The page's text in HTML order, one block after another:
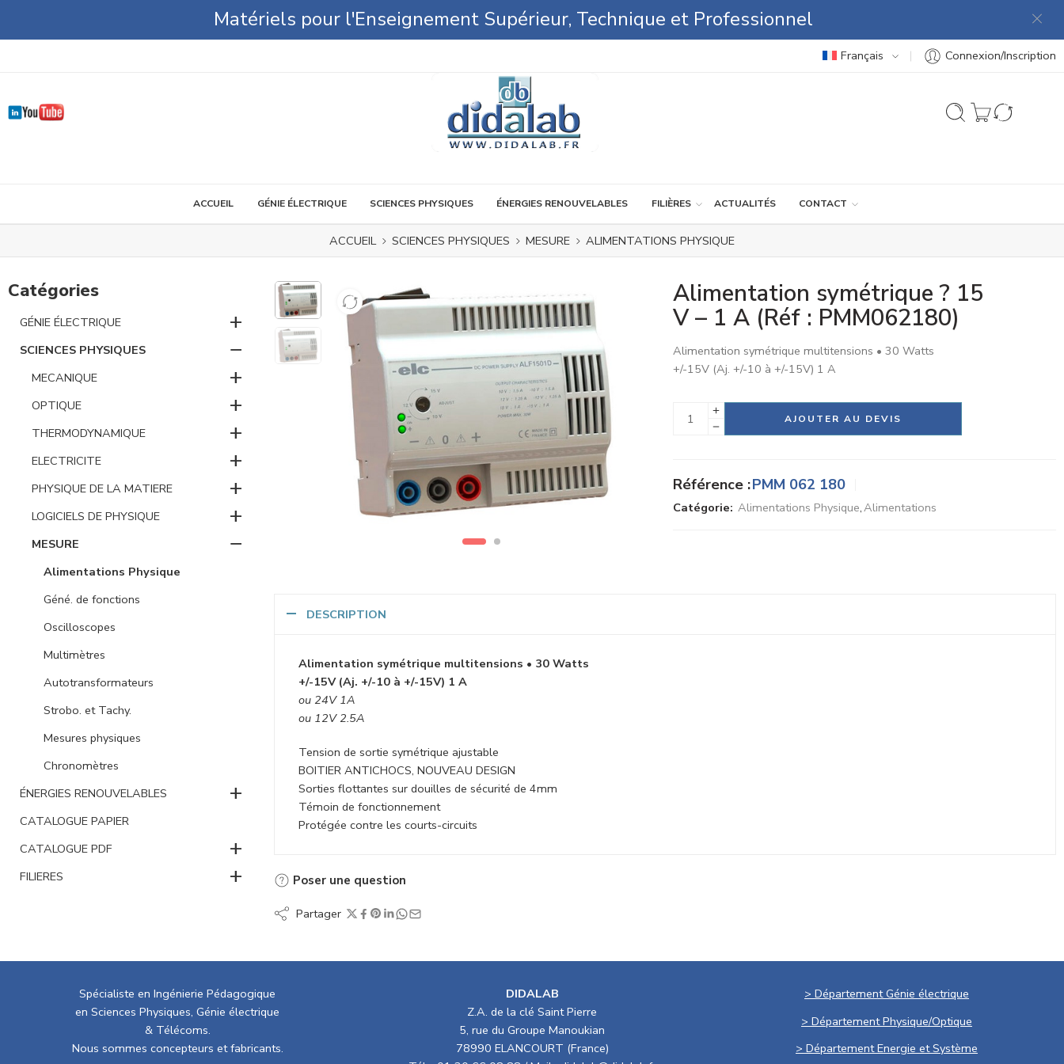
Matériels pour l'Enseignement Supérieur, Technique et Professionnel
Français Connexion/Inscription
ACCUEIL GÉNIE ÉLECTRIQUE SCIENCES PHYSIQUES ÉNERGIES RENOUVELABLES FILIÈRES ACTUALITÉS CONTACT
ACCUEIL SCIENCES PHYSIQUES MESURE ALIMENTATIONS PHYSIQUE
Alimentation symétrique ? 15
V – 1 A (Réf : PMM062180)
Alimentation symétrique multitensions • 30 Watts
+/-15V (Aj. +/-10 à +/-15V) 1 A
AJOUTER AU DEVIS
Alternative:
Référence :PMM 062 180
Catégorie: Alimentations Physique,Alimentations
DESCRIPTION
Alimentation symétrique multitensions • 30 Watts
+/-15V (Aj. +/-10 à +/-15V) 1 A
ou 24V 1A
ou 12V 2.5A
Tension de sortie symétrique ajustable
BOITIER ANTICHOCS, NOUVEAU DESIGN
Sorties flottantes sur douilles de sécurité de 4mm
Témoin de fonctionnement
Protégée contre les courts-circuits
Poser une question
Partager
Catégories
GÉNIE ÉLECTRIQUE +
SCIENCES PHYSIQUES −
MECANIQUE +
OPTIQUE +
THERMODYNAMIQUE +
ELECTRICITE +
PHYSIQUE DE LA MATIERE +
LOGICIELS DE PHYSIQUE +
MESURE −
Alimentations Physique
Géné. de fonctions
Oscilloscopes
Multimètres
Autotransformateurs
Strobo. et Tachy.
Mesures physiques
Chronomètres
ÉNERGIES RENOUVELABLES
+
CATALOGUE PAPIER
CATALOGUE PDF
+
FILIERES +
Spécialiste en Ingénierie Pédagogique
en Sciences Physiques, Génie électrique
& Télécoms.
Nous sommes concepteurs et fabricants.
DIDALAB
Z.A. de la clé Saint Pierre
5, rue du Groupe Manoukian
78990 ELANCOURT (France)
> Département Génie électrique
> Département Physique/Optique
> Département Energie et Système